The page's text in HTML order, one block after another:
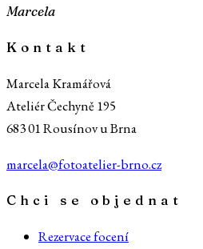
Marcela
Kontakt
Marcela Kramářová
Ateliér Čechyně 195
683 01 Rousínov u Brna
marcela@fotoatelier-brno.cz
Chci se objednat
Rezervace focení